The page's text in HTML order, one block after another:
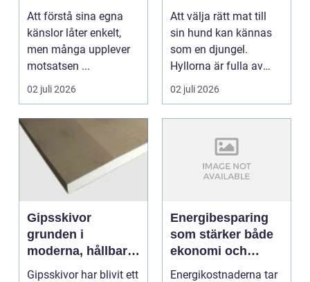
börjar hänga ihop
Att förstå sina egna
känslor låter enkelt,
men många upplever
motsatsen ...
02 juli 2026
Att välja rätt mat till
sin hund kan kännas
som en djungel.
Hyllorna är fulla av
färgglada påsar, lo...
02 juli 2026
Gipsskivor
grunden i
moderna, hållbara
innerväggar
Gipsskivor har blivit ett
Energibesparing
som stärker både
ekonomi och
komfort
Energikostnaderna tar